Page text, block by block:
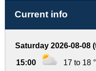
Current info
Saturday 2026-08-08
15:00 17 to 18